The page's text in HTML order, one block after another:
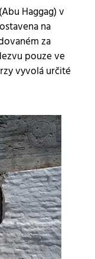
Haggag) v
na
za
pouze ve
vyvolá určité